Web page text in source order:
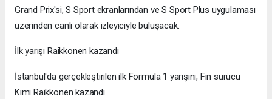
Grand Prix'si, S Sport ekranlarından ve S Sport Plus uygulaması
üzerinden canlı olarak izleyiciyle buluşacak.
İlk yarışı Raikkonen kazandı
İstanbul'da gerçekleştirilen ilk Formula 1 yarışını, Fin sürücü
Kimi Raikkonen kazandı.